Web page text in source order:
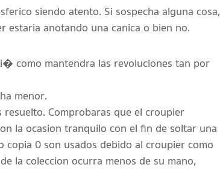
siendo atento. Si sospecha alguna cosa,
estaria anotando una canica o bien no.
como mantendra las revoluciones tan por
menor.
Comprobaras que el croupier
la ocasion tranquilo con el fin de soltar una
0 son usados debido al croupier como
la coleccion ocurra menos de su mano,